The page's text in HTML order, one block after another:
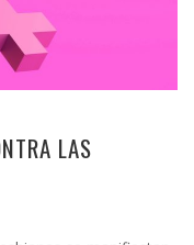
LAS